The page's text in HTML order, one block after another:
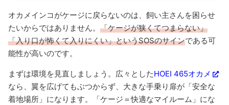
オカメインコがケージに戻らないのは、飼い主さんを困らせ
たいからではありません。 「ケージが狭くてつまらない」
「入り口が怖くて入りにくい」というSOSのサインである可
能性が高いのです。
まずは環境を見直しましょう。広々としたHOEI 465オカメ
なら、翼を広げてもぶつからず、大きな手乗り扉が「安全な
着地場所」になります。「ケージ＝快適なマイルーム」にな